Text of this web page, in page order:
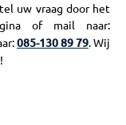
uw vraag door het
of mail naar:
085-130 89 79. Wij